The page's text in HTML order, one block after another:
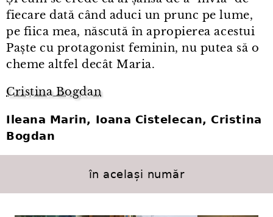
fiecare dată când aduci un prunc pe lume,
pe fiica mea, născută în apropierea acestui
Paște cu protagonist feminin, nu putea să o
cheme altfel decât Maria.
Cristina Bogdan
Ileana Marin, Ioana Cistelecan, Cristina
Bogdan
în același număr